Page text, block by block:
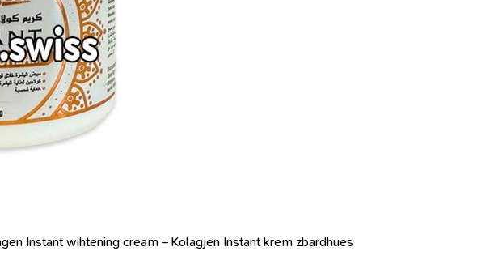
Instant wihtening cream – Kolagjen Instant krem zbardhues